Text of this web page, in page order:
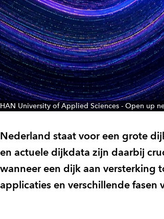
HAN University of Applied Sciences - Open up
Nederland staat voor een grote
en actuele dijkdata zijn daarbij
wanneer een dijk aan versterking
applicaties en verschillende fasen